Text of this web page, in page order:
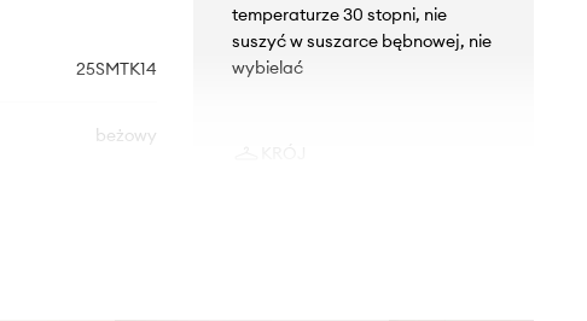
25SMTK14
beżowy
temperaturze 30 stopni, nie
suszyć w suszarce bębnowej, nie
wybielać